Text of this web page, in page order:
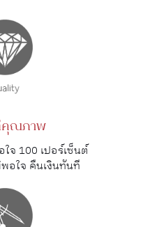
คุณภาพ
จ 100 เปอร์เซ็นต์
อใจ คืนเงินทันที